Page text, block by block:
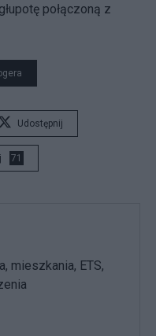
połączoną z
Udostępnij
71
mieszkania, ETS,